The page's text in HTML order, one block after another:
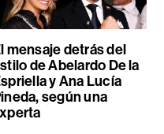
mensaje detrás del
de Abelardo De la
y Ana Lucía
según una